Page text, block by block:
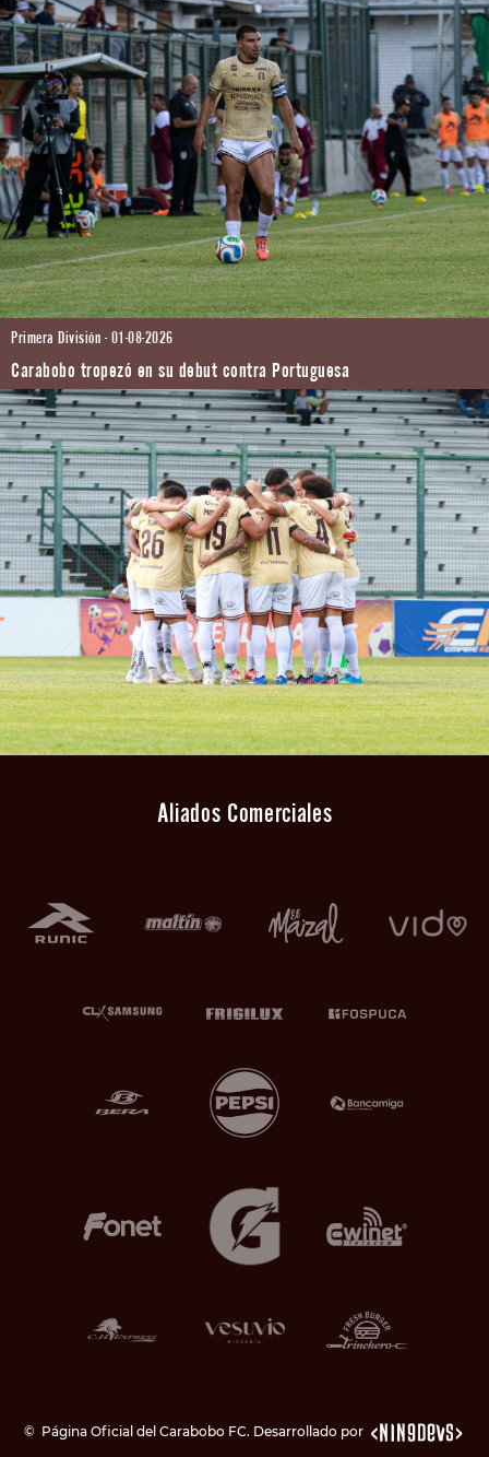
Primera División - 01-08-2026
Carabobo tropezó en su debut contra Portuguesa
Aliados Comerciales
© Página Oficial del Carabobo FC. Desarrollado por